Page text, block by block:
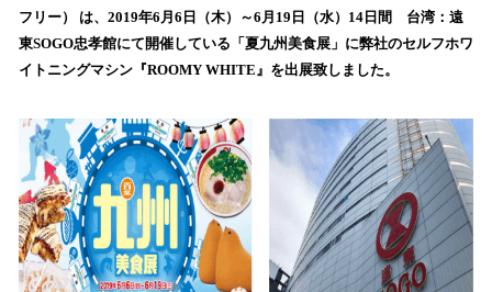
を
読
込
中
で
す
フリー） は、2019年6月6日（木）～6月19日（水）14日間 台湾：遠
東SOGO忠孝館にて開催している「夏九州美食展」に弊社のセルフホワ
イトニングマシン『ROOMY WHITE』を出展致しました。